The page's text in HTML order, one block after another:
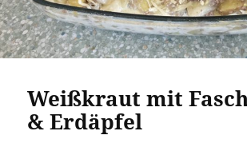
Weißkraut mit
& Erdäpfel